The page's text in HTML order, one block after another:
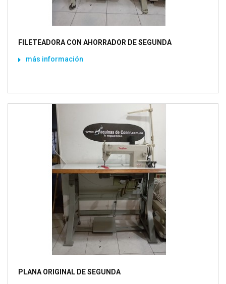
FILETEADORA CON AHORRADOR DE SEGUNDA
más información
PLANA ORIGINAL DE SEGUNDA